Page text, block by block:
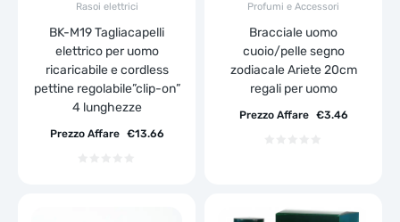
Rasoi elettrici
BK-M19 Tagliacapelli
elettrico per uomo
ricaricabile e cordless
pettine regolabile”clip-on”
4 lunghezze
€13.66
Prezzo Affare
Profumi e Accessori
Bracciale uomo
cuoio/pelle segno
zodiacale Ariete 20cm
regali per uomo
€3.46
Prezzo Affare